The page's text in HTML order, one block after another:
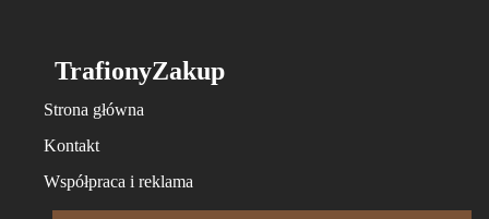
TrafionyZakup
Strona główna
Kontakt
Współpraca i reklama